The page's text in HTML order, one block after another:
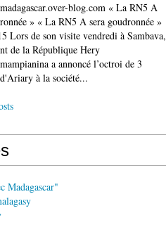
blog.com « La RN5 A
» « La RN5 A sera goudronnée »
Lors de son visite vendredi à Sambava,
de la République Hery
a annoncé l’octroi de 3
à la société...
Madagascar"